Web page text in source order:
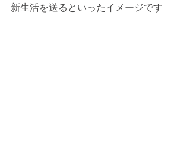
新生活を送るといったイメージです